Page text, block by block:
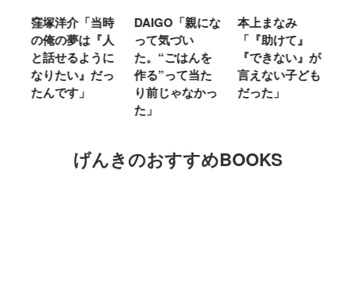
窪塚洋介「当時
の俺の夢は『人
と話せるように
なりたい』だっ
たんです」
DAIGO「親にな
って気づい
た。“ごはんを
作る”って当た
り前じゃなかっ
た」
本上まなみ
「『助けて』
『できない』が
言えない子ども
だった」
げんきのおすすめBOOKS